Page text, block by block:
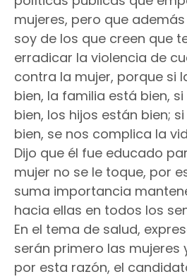
mujeres, pero que además
soy de los que creen que
erradicar la violencia de
contra la mujer, porque si
bien, la familia está bien,
bien, los hijos están bien;
bien, se nos complica la
Dijo que él fue educado
mujer no se le toque, por
suma importancia
hacia ellas en todos los
En el tema de salud,
serán primero las mujeres
por esta razón, el